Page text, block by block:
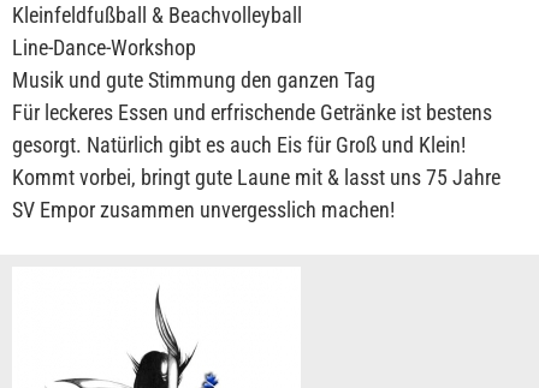
Kleinfeldfußball & Beachvolleyball
Line-Dance-Workshop
Musik und gute Stimmung den ganzen Tag
Für leckeres Essen und erfrischende Getränke ist bestens
gesorgt. Natürlich gibt es auch Eis für Groß und Klein!
Kommt vorbei, bringt gute Laune mit & lasst uns 75 Jahre
SV Empor zusammen unvergesslich machen!